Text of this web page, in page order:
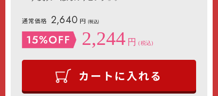
通常価格 2,640 円 (税込)
2,244 円 (税込)
カートに入れる